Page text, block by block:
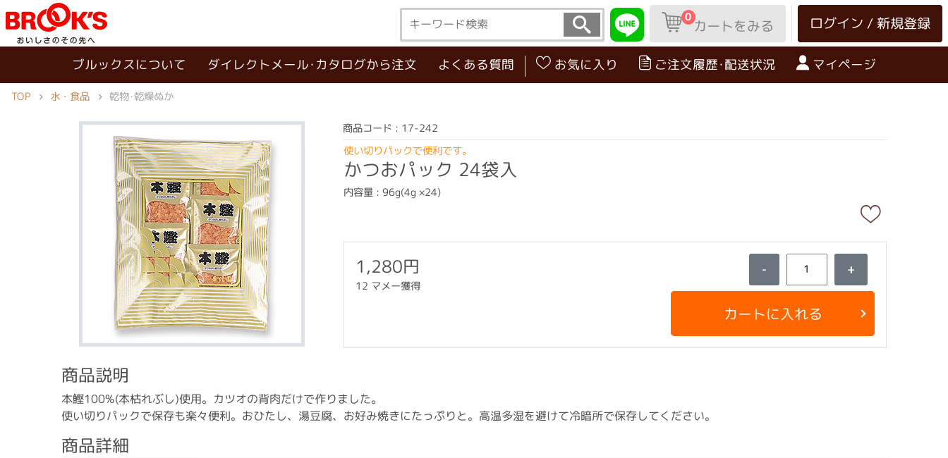
ログイン / 新規登録
0カートをみる
ブルックスについて ダイレクトメール･カタログから注文 よくある質問 お気に入り ご注文履歴･配送状況 マイページ
TOP 水・食品 乾物･乾燥ぬか
商品コード : 17-242
使い切りパックで便利です。
かつおパック 24袋入
内容量 : 96g(4g ×24)
1,280円
12 マメー獲得
- +
カートに入れる
商品説明
本鰹100%(本枯れぶし)使用。カツオの背肉だけで作りました。
使い切りパックで保存も楽々便利。おひたし、湯豆腐、お好み焼きにたっぷりと。高温多湿を避けて冷暗所で保存してください。
商品詳細